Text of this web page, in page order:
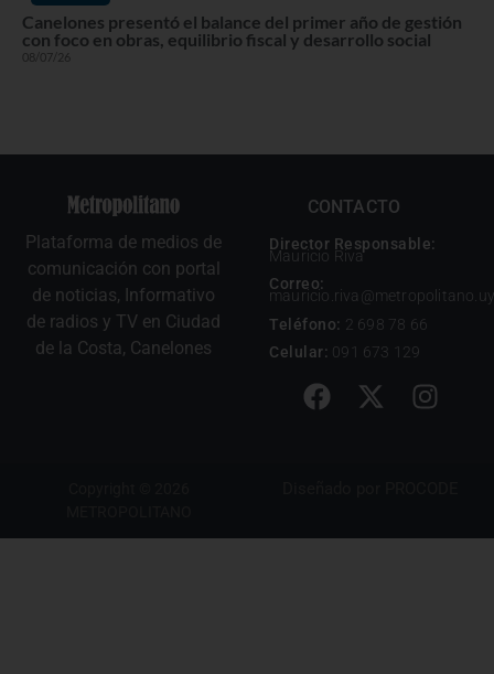
Canelones presentó el balance del primer año de gestión
con foco en obras, equilibrio fiscal y desarrollo social
08/07/26
Plataforma de medios de
comunicación con portal
de noticias, Informativo
de radios y TV en Ciudad
de la Costa, Canelones
CONTACTO
Director Responsable:
Mauricio Riva
Correo:
mauricio.riva@metropolitano.uy
Teléfono: 2 698 78 66
Celular: 091 673 129